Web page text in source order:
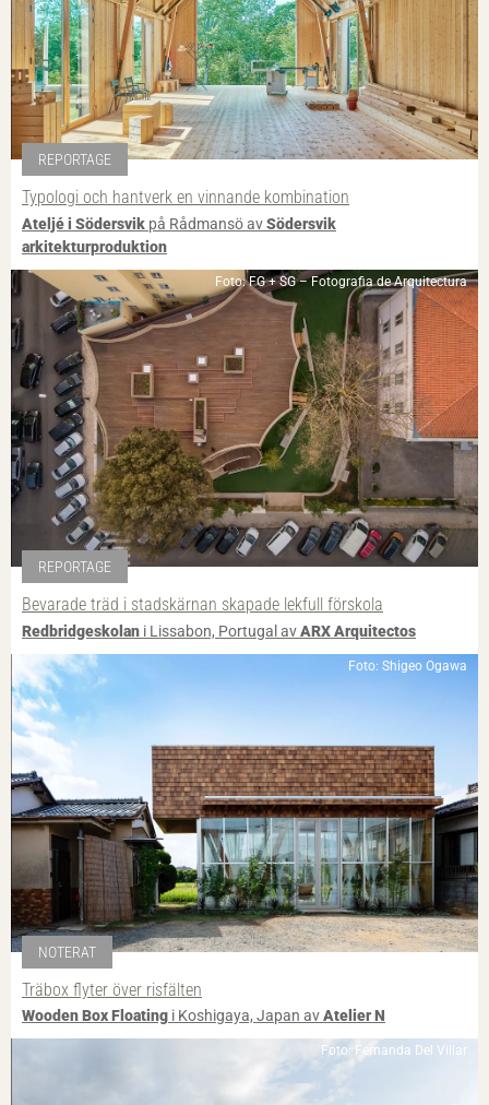
REPORTAGE
Typologi och hantverk en vinnande kombination
Ateljé i Södersvik på Rådmansö avSödersvik
arkitekturproduktion
Foto: FG + SG – Fotografia de Arquitectura
REPORTAGE
Bevarade träd i stadskärnan skapade lekfull förskola
Redbridgeskolan i Lissabon, Portugal avARX Arquitectos
Foto: Shigeo Ogawa
NOTERAT
Träbox flyter över risfälten
Wooden Box Floating i Koshigaya, Japan avAtelier N
Foto: Fernanda Del Villar